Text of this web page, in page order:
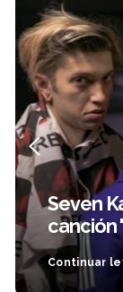
Seven
canción
Continuar